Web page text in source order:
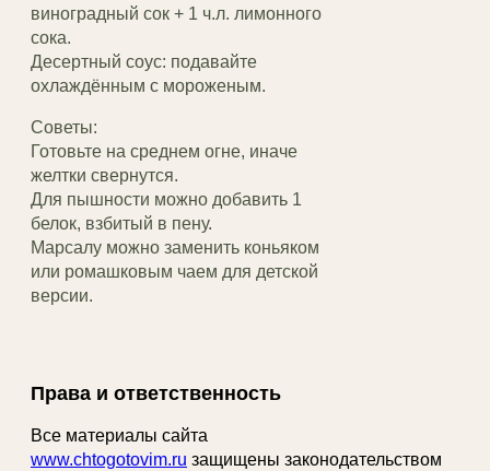
виноградный сок + 1 ч.л. лимонного
сока.
Десертный соус: подавайте
охлаждённым с мороженым.
Советы:
Готовьте на среднем огне, иначе
желтки свернутся.
Для пышности можно добавить 1
белок, взбитый в пену.
Марсалу можно заменить коньяком
или ромашковым чаем для детской
версии.
Права и ответственность
Все материалы сайта
www.chtogotovim.ru защищены законодательством